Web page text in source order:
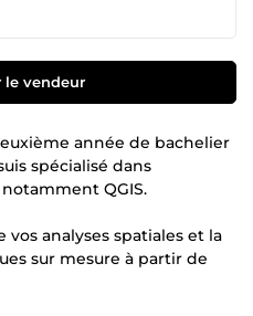
le vendeur
année de bachelier
spécialisé dans
QGIS.
vos analyses spatiales et la
sur mesure à partir de